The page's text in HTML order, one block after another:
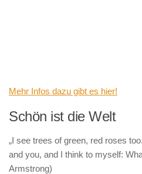
Mehr Infos dazu gibt es hier!
Schön ist die Welt
„I see trees of green, red roses
and you, and I think to myself:
Armstrong)